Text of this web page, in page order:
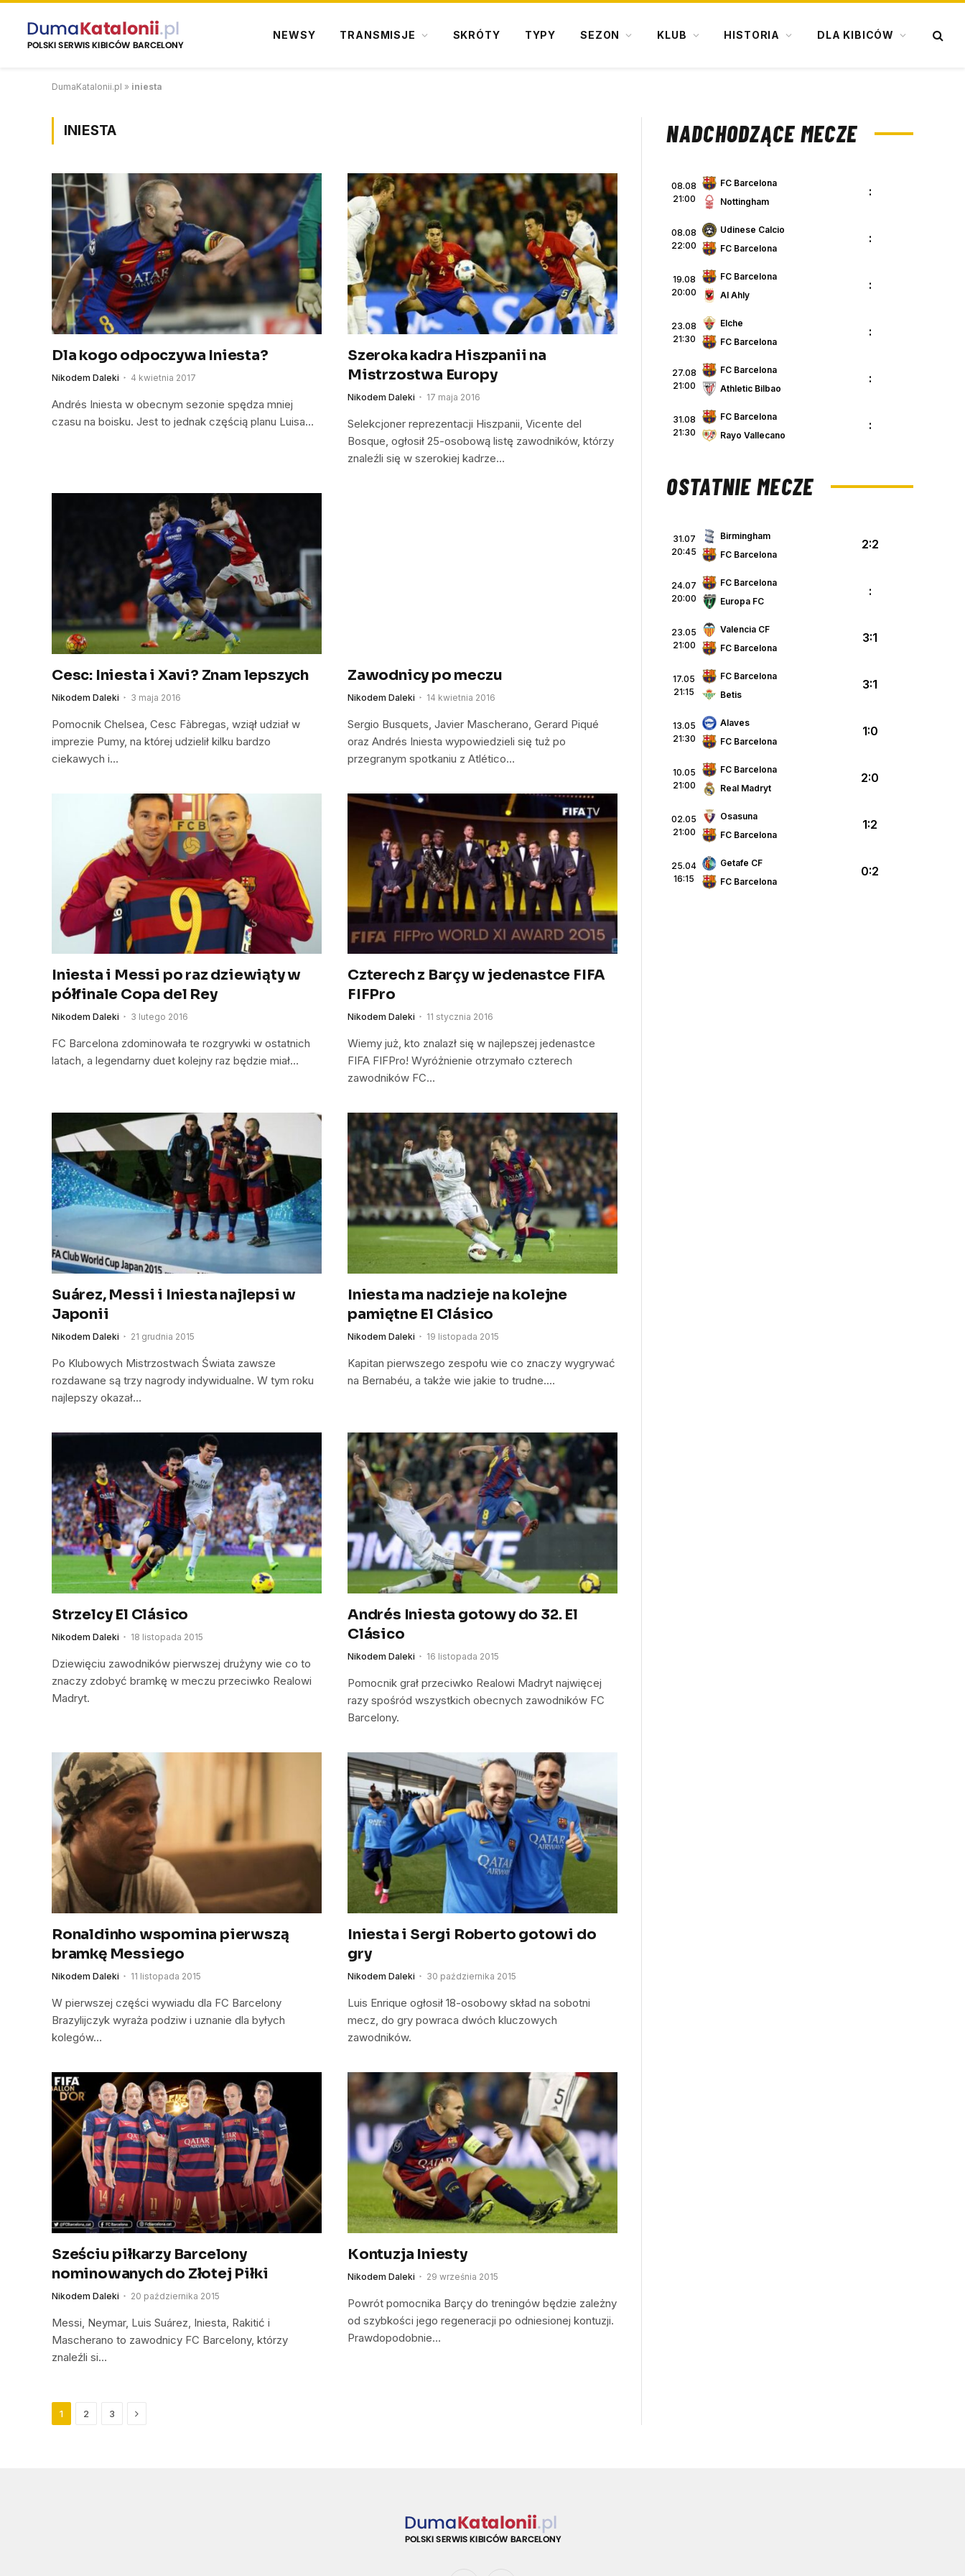
NEWSY TRANSMISJE SKRÓTY TYPY SEZON KLUB HISTORIA DLA KIBICÓW
DumaKatalonii.pl » iniesta
INIESTA
Dla kogo odpoczywa Iniesta?
Nikodem Daleki 4 kwietnia 2017
Andrés Iniesta w obecnym sezonie spędza mniej
czasu na boisku. Jest to jednak częścią planu Luisa…
Szeroka kadra Hiszpanii na
Mistrzostwa Europy
Nikodem Daleki 17 maja 2016
Selekcjoner reprezentacji Hiszpanii, Vicente del
Bosque, ogłosił 25-osobową listę zawodników, którzy
znaleźli się w szerokiej kadrze…
Cesc: Iniesta i Xavi? Znam lepszych
Nikodem Daleki 3 maja 2016
Pomocnik Chelsea, Cesc Fàbregas, wziął udział w
imprezie Pumy, na której udzielił kilku bardzo
ciekawych i…
Zawodnicy po meczu
Nikodem Daleki 14 kwietnia 2016
Sergio Busquets, Javier Mascherano, Gerard Piqué
oraz Andrés Iniesta wypowiedzieli się tuż po
przegranym spotkaniu z Atlético…
Iniesta i Messi po raz dziewiąty w
półfinale Copa del Rey
Nikodem Daleki 3 lutego 2016
FC Barcelona zdominowała te rozgrywki w ostatnich
latach, a legendarny duet kolejny raz będzie miał…
Czterech z Barçy w jedenastce FIFA
FIFPro
Nikodem Daleki 11 stycznia 2016
Wiemy już, kto znalazł się w najlepszej jedenastce
FIFA FIFPro! Wyróżnienie otrzymało czterech
zawodników FC…
Suárez, Messi i Iniesta najlepsi w
Japonii
Nikodem Daleki 21 grudnia 2015
Po Klubowych Mistrzostwach Świata zawsze
rozdawane są trzy nagrody indywidualne. W tym roku
najlepszy okazał…
Iniesta ma nadzieje na kolejne
pamiętne El Clásico
Nikodem Daleki 19 listopada 2015
Kapitan pierwszego zespołu wie co znaczy wygrywać
na Bernabéu, a także wie jakie to trudne.…
Strzelcy El Clásico
Nikodem Daleki 18 listopada 2015
Dziewięciu zawodników pierwszej drużyny wie co to
znaczy zdobyć bramkę w meczu przeciwko Realowi
Madryt.
Andrés Iniesta gotowy do 32. El
Clásico
Nikodem Daleki 16 listopada 2015
Pomocnik grał przeciwko Realowi Madryt najwięcej
razy spośród wszystkich obecnych zawodników FC
Barcelony.
Ronaldinho wspomina pierwszą
bramkę Messiego
Nikodem Daleki 11 listopada 2015
W pierwszej części wywiadu dla FC Barcelony
Brazylijczyk wyraża podziw i uznanie dla byłych
kolegów…
Iniesta i Sergi Roberto gotowi do
gry
Nikodem Daleki 30 października 2015
Luis Enrique ogłosił 18-osobowy skład na sobotni
mecz, do gry powraca dwóch kluczowych
zawodników.
Sześciu piłkarzy Barcelony
nominowanych do Złotej Piłki
Nikodem Daleki 20 października 2015
Messi, Neymar, Luis Suárez, Iniesta, Rakitić i
Mascherano to zawodnicy FC Barcelony, którzy
znaleźli si…
Kontuzja Iniesty
Nikodem Daleki 29 września 2015
Powrót pomocnika Barçy do treningów będzie zależny
od szybkości jego regeneracji po odniesionej kontuzji.
Prawdopodobnie…
1 2 3 Next
NADCHODZĄCE MECZE
08.08
21:00
FC Barcelona
Nottingham
:
08.08
22:00
Udinese Calcio
FC Barcelona
:
19.08
20:00
FC Barcelona
Al Ahly
:
23.08
21:30
Elche
FC Barcelona
:
27.08
21:00
FC Barcelona
Athletic Bilbao
:
31.08
21:30
FC Barcelona
Rayo Vallecano
:
OSTATNIE MECZE
31.07
20:45
Birmingham
FC Barcelona
2:2
24.07
20:00
FC Barcelona
Europa FC
:
23.05
21:00
Valencia CF
FC Barcelona
3:1
17.05
21:15
FC Barcelona
Betis
3:1
13.05
21:30
Alaves
FC Barcelona
1:0
10.05
21:00
FC Barcelona
Real Madryt
2:0
02.05
21:00
Osasuna
FC Barcelona
1:2
25.04
16:15
Getafe CF
FC Barcelona
0:2